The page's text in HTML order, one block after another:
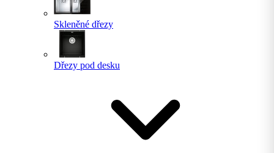
Skleněné dřezy
Dřezy pod desku